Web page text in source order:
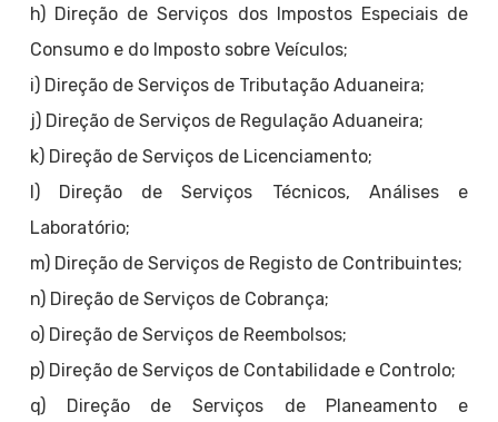
h) Direção de Serviços dos Impostos Especiais de
Consumo e do Imposto sobre Veículos;
i) Direção de Serviços de Tributação Aduaneira;
j) Direção de Serviços de Regulação Aduaneira;
k) Direção de Serviços de Licenciamento;
l) Direção de Serviços Técnicos, Análises e
Laboratório;
m) Direção de Serviços de Registo de Contribuintes;
n) Direção de Serviços de Cobrança;
o) Direção de Serviços de Reembolsos;
p) Direção de Serviços de Contabilidade e Controlo;
q) Direção de Serviços de Planeamento e